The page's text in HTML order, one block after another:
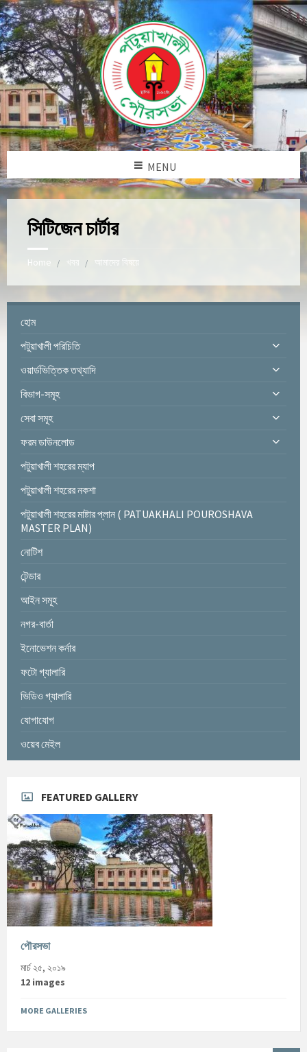
MENU
সিটিজেন চার্টার
Home আমাদের বিষয়ে
হোম
পটুয়াখালী পরিচিতি
ওয়ার্ডভিত্তিক তথ্যাদি
বিভাগ-সমূহ
সেবা সমূহ
ফরম ডাউনলোড
পটুয়াখালী শহরের ম্যাপ
পটুয়াখালী শহরের নকশা
পটুয়াখালী শহরের মাষ্টার প্লান ( PATUAKHALI POUROSHAVA
MASTER PLAN)
নোটিশ
টেন্ডার
আইন সমূহ
নগর-বার্তা
ইনোভেশন কর্নার
ফটো গ্যালারি
ভিডিও গ্যালারি
যোগাযোগ
ওয়েব মেইল
FEATURED GALLERY
পৌরসভা
মার্চ ২৫, ২০১৯
12 images
MORE GALLERIES